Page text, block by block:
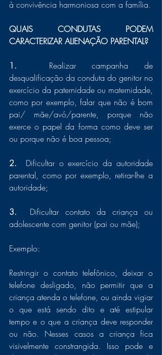
QUAIS CONDUTAS PODEM
CARACTERIZAR ALIENAÇÃO PARENTAL?
1. Realizar campanha de
desqualificação da conduta do genitor no
exercício da paternidade ou maternidade,
como por exemplo, falar que não é bom
pai/ mãe/avó/parente, porque não
exerce o papel da forma como deve ser
ou porque não é boa pessoa;
2. Dificultar o exercício da autoridade
parental, como por exemplo, retirar-lhe a
autoridade;
3. Dificultar contato da criança ou
adolescente com genitor (pai ou mãe);
Exemplo:
Restringir o contato telefônico, deixar o
telefone desligado, não permitir que a
criança atenda o telefone, ou ainda vigiar
o que está sendo dito e até estipular
tempo e o que a criança deve responder
ou não. Nesses casos a criança fica
visivelmente constrangida. Isso pode e